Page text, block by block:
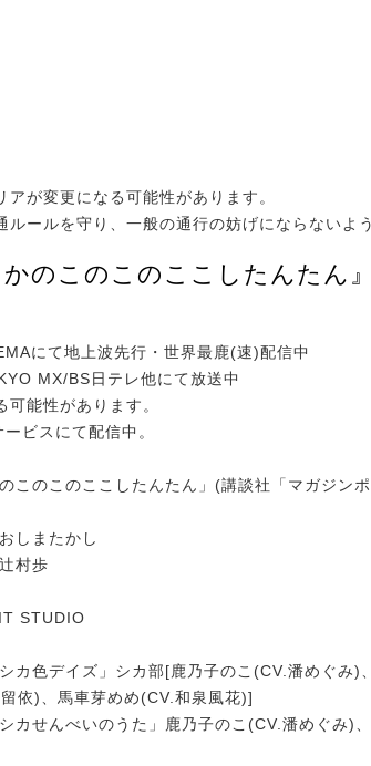
が変更になる可能性があります。
ールを守り、一般の通行の妨げにならないよ
のこのこのここしたんたん
にて地上波先行・世界最鹿(速)配信中
MX/BS日テレ他にて放送中
能性があります。
ビスにて配信中。
このこのここしたんたん」(講談社「マガジン
しまたかし
村歩
STUDIO
カ色デイズ」シカ部[鹿乃子のこ(CV.潘めぐみ)
依)、馬車芽めめ(CV.和泉風花)]
カせんべいのうた」鹿乃子のこ(CV.潘めぐみ)